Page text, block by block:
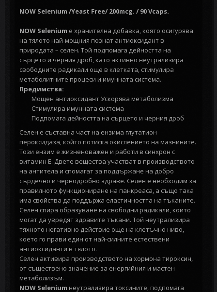
NOW Selenium /Yeast Free/ 200mcg. / 90 Vcaps.
NOW Selenium е хранителна добавка, която осигурява
на тялото най-мощния познат антиоксидант в
природата – селен. Той подпомага дейността на
сърцето и черния дроб, като активно неутрализира
свободните радикали още в клетката, стимулира
метаболитните процеси и имунната система.
Предимства:
Мощен антиоксидантУскорява метаболизма
Стимулира имунната система
Подпомага дейността на сърцето и черния дроб
Селен е съставна част на ензима глутатион
пероксидаза, който потиска окислението на мазнините.
Този ензим е жизненоважен и работи в синхрон с
витамин Е. Двете вещества участват в производството
на антитела и спомагат за поддържане на добро
сърдечно и чернодробно здраве. Селен е необходим за
правилното функциониране на панкреаса, а също така
има свойства да поддържа еластичността на тъканите.
Селен спира образуване на свободни радикали, които
могат да увредят здравите тъкани. Той неутрализира
тяхното негативно действие още на клетъчно ниво,
което го прави един от най-силните естествени
антиоксиданти в тялото.
Селен активира производството на хормона тироксин,
от съществено значение за енергийния и мастен
метаболизъм.
NOW Selenium неутрализира токсините, подпомага